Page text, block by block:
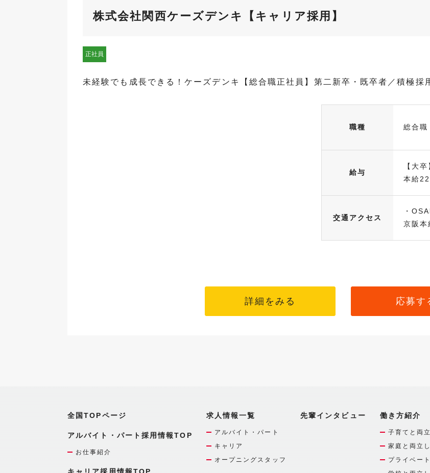
株式会社関西ケーズデンキ【キャリア採用】
正社員
未経験でも成長できる！ケーズデンキ【総合職正社員】第二新卒・既卒者／積極採
職種 総合職
給与
【大
本給
交通アクセス
・
京阪
詳細をみる 応募す
全国TOPページ
アルバイト・パート採用情報TOP
お仕事紹介
キャリア採用情報TOP
求人情報一覧
アルバイト・パート
キャリア
オープニングスタッフ
先輩インタビュー 働き方紹介
子育てと両
家庭と両立
プライベー